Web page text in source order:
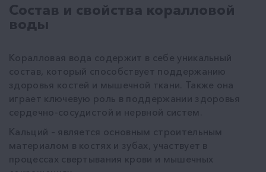
Состав и свойства коралловой
воды
Коралловая вода содержит в себе уникальный
состав, который способствует поддержанию
здоровья костей и мышечной ткани. Также она
играет ключевую роль в поддержании здоровья
сердечно-сосудистой и нервной систем.
Кальций – является основным строительным
материалом в костях и зубах, участвует в
процессах свертывания крови и мышечных